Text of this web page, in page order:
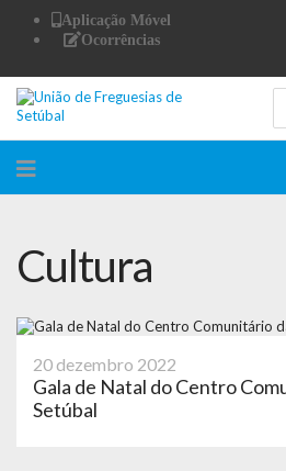
Aplicação Móvel
Ocorrências
Cultura
20 dezembro 2022
Gala de Natal do Centro
Setúbal